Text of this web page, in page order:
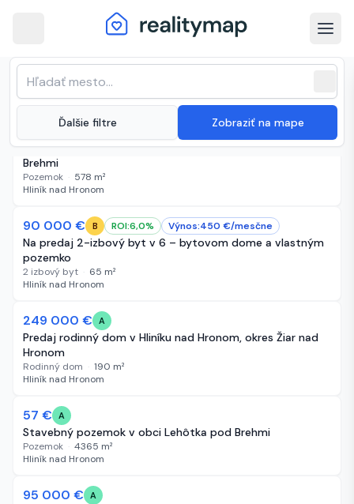
Ďalšie filtre Zobraziť na mape
Hliník nad Hronom · Najnovšie
nehnuteľnosti na predaj
(26 inzerátov)
Zoradenie zoznamu
52 900 €
EXKLUZÍVNE NA PREDAJ | Zadný pozemok – Lehôtka pod
Brehmi
Pozemok · 578 m²
Hliník nad Hronom
14 dní
90 000 € B ROI:6,0% Výnos:450 €/mesčne
Na predaj 2-izbový byt v 6 – bytovom dome a vlastným
pozemko
2 izbový byt · 65 m²
Hliník nad Hronom
15 dní
249 000 € A
Predaj rodinný dom v Hliníku nad Hronom, okres Žiar nad
Hronom
Rodinný dom · 190 m²
Hliník nad Hronom
22 dní
57 € A
Stavebný pozemok v obci Lehôtka pod Brehmi
Pozemok · 4365 m²
Hliník nad Hronom
52 dní
95 000 € A